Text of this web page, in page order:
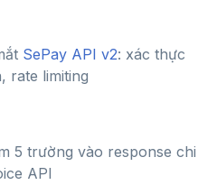
SePay API v2: xác thực
rate limiting
5 trường vào response chi
API